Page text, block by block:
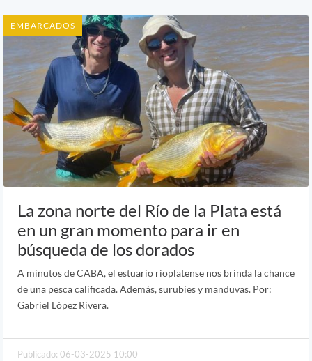
EMBARCADOS
La zona norte del Río de la Plata está
en un gran momento para ir en
búsqueda de los dorados
A minutos de CABA, el estuario rioplatense nos brinda la chance
de una pesca calificada. Además, surubíes y manduvas. Por:
Gabriel López Rivera.
Publicado: 06-03-2025 10:00